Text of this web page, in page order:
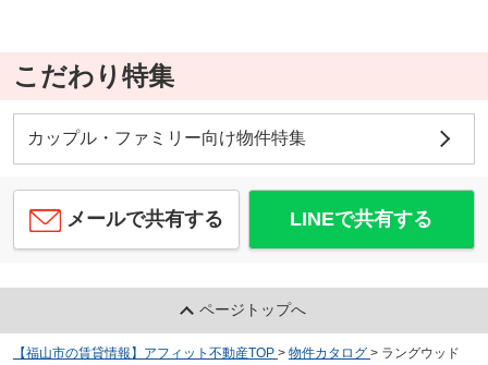
こだわり特集
カップル・ファミリー向け物件特集
メールで共有する LINEで共有する
ページトップへ
【福山市の賃貸情報】アフィット不動産TOP > 物件カタログ > ラングウッド